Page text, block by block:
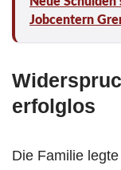
Jobcentern
erfolglos
Die Familie